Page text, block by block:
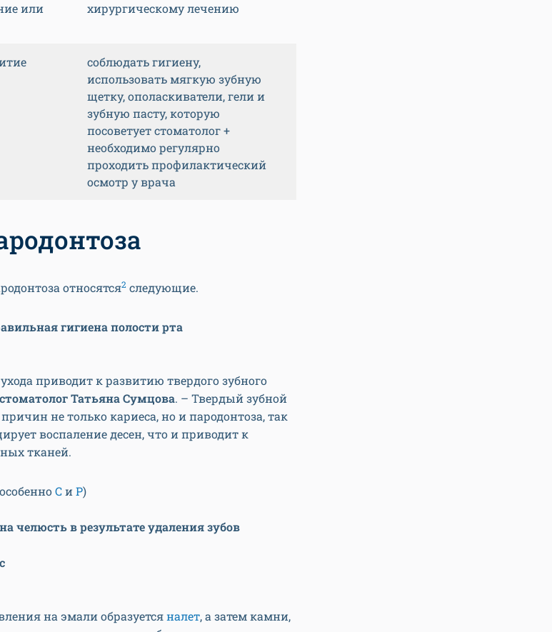
или
хирургическому лечению
соблюдать гигиену,
использовать мягкую зубную
щетку, ополаскиватели, гели и
зубную пасту, которую
посоветует стоматолог +
необходимо регулярно
проходить профилактический
осмотр у врача
относятся2 следующие.
гигиена полости рта
приводит к развитию твердого зубного
Татьяна Сумцова. – Твердый зубной
не только кариеса, но и пародонтоза, так
воспаление десен, что и приводит к
тканей.
СиР)
челюсть в результате удаления зубов
на эмали образуетсяналет, а затем камни,